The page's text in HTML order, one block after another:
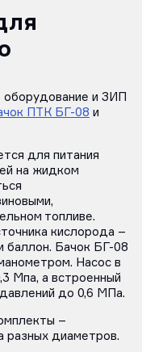
оборудование и ЗИП
ПТК БГ-08 и
для питания
на жидком
топливе.
кислорода –
баллон. Бачок БГ-08
Насос в
Мпа, а встроенный
до 0,6 МПа.
–
разных диаметров.